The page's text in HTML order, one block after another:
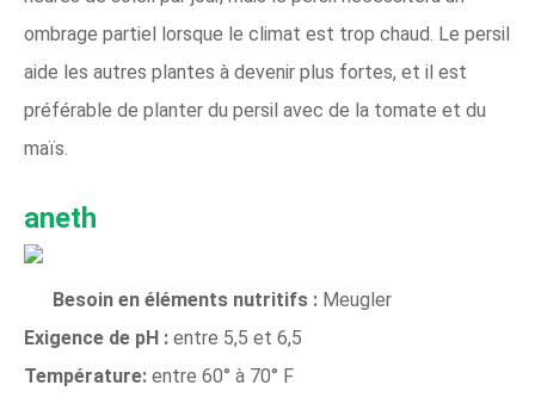
ombrage partiel lorsque le climat est trop chaud. Le persil
aide les autres plantes à devenir plus fortes, et il est
préférable de planter du persil avec de la tomate et du
maïs.
aneth
Besoin en éléments nutritifs : Meugler
Exigence de pH : entre 5,5 et 6,5
Température: entre 60° à 70° F